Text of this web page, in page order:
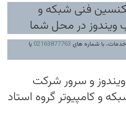
فنی شبکه و
ویندوز در محل شما
با شماره های 02163877763 یا
و سرور شرکت
و کامپیوتر گروه استاد